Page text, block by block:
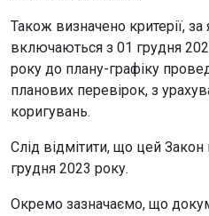
Також визначено критерії,
включаються з 01 грудня
року до плану-графіку
планових перевірок, з
коригувань.
Слід відмітити, що цей Закон
грудня 2023 року.
Окремо зазначаємо, що